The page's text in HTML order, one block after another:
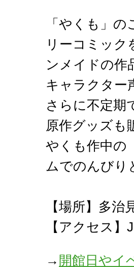
「やくも」
リーコミッ
ンメイドの作
キャラクター
さらに不定期
原作グッズも
やくも作中の
ムでのんびり
【場所】多
【アクセス
→ 開館日やイ